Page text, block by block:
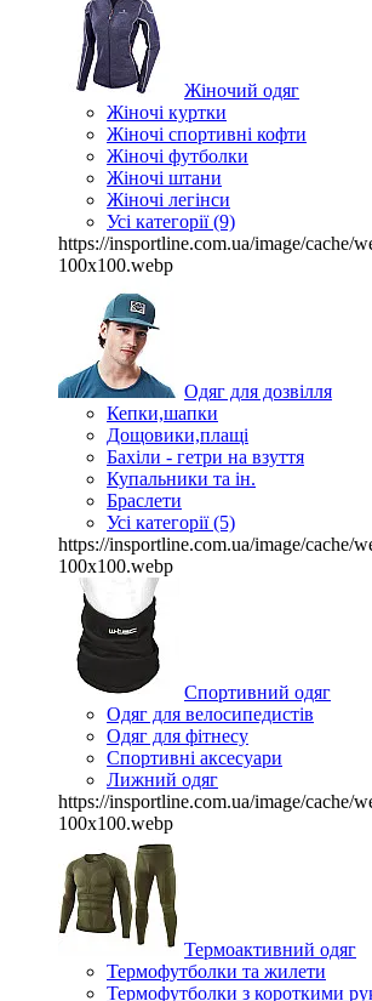
Жіночий одяг
Жіночі куртки
Жіночі спортивні кофти
Жіночі футболки
Жіночі штани
Жіночі легінси
Усі категорії (9)
https://insportline.com.ua/image/cache/
100x100.webp
Одяг для дозвілля
Кепки,шапки
Дощовики,плащі
Бахіли - гетри на взуття
Купальники та ін.
Браслети
Усі категорії (5)
https://insportline.com.ua/image/cache/
100x100.webp
Спортивний одяг
Одяг для велосипедистів
Одяг для фітнесу
Спортивні аксесуари
Лижний одяг
https://insportline.com.ua/image/cache/
100x100.webp
Термоактивний одяг
Термофутболки та жилети
Термофутболки з короткими